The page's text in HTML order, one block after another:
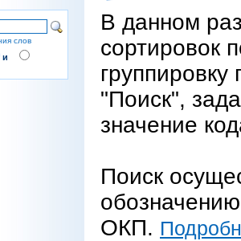
слов
и
В данном
сортировок
"Поиск",
значение
Поиск
ОКП.